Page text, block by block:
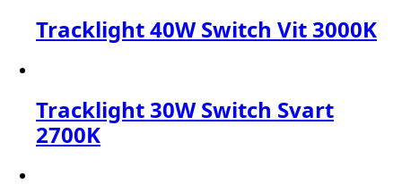
Tracklight 40W Switch Vit 3000K
Tracklight 30W Switch Svart
2700K